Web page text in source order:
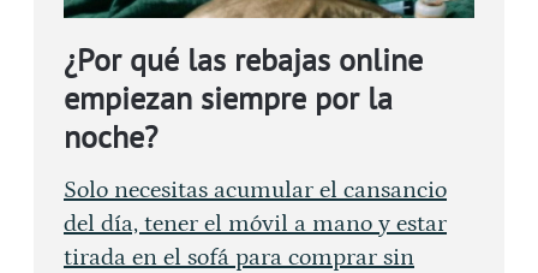
¿Por qué las rebajas online
empiezan siempre por la
noche?
Solo necesitas acumular el cansancio
del día, tener el móvil a mano y estar
tirada en el sofá para comprar sin